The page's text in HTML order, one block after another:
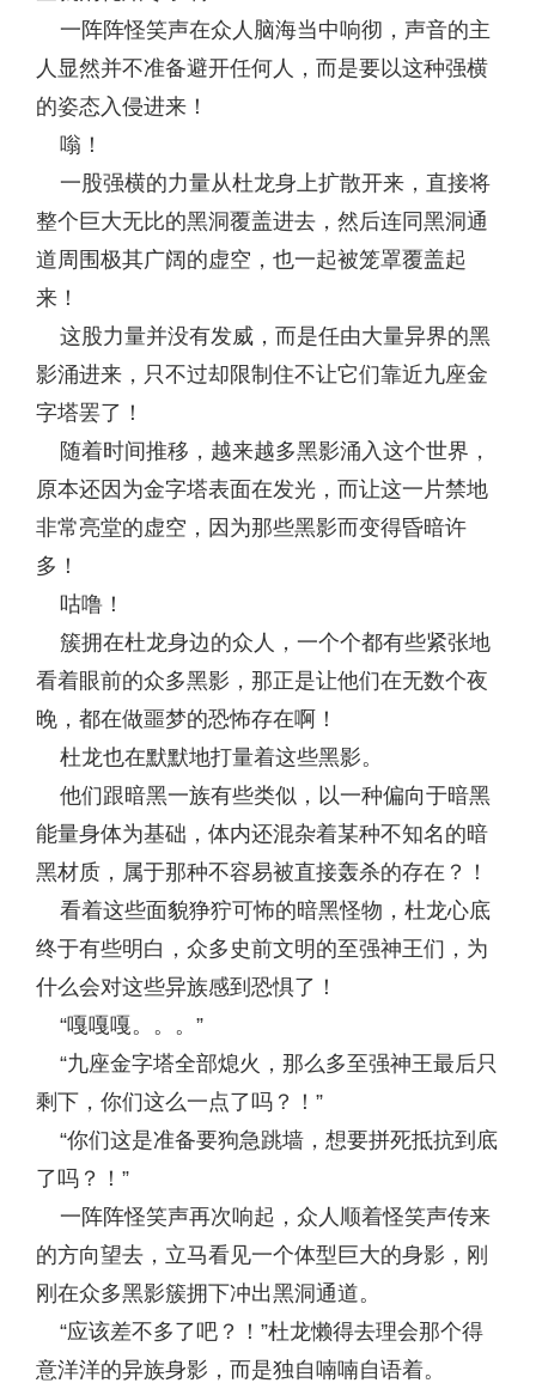
一阵阵怪笑声在众人脑海当中响彻，声音的主
人显然并不准备避开任何人，而是要以这种强横
的姿态入侵进来！
嗡！
一股强横的力量从杜龙身上扩散开来，直接将
整个巨大无比的黑洞覆盖进去，然后连同黑洞通
道周围极其广阔的虚空，也一起被笼罩覆盖起
来！
这股力量并没有发威，而是任由大量异界的黑
影涌进来，只不过却限制住不让它们靠近九座金
字塔罢了！
随着时间推移，越来越多黑影涌入这个世界，
原本还因为金字塔表面在发光，而让这一片禁地
非常亮堂的虚空，因为那些黑影而变得昏暗许
多！
咕噜！
簇拥在杜龙身边的众人，一个个都有些紧张地
看着眼前的众多黑影，那正是让他们在无数个夜
晚，都在做噩梦的恐怖存在啊！
杜龙也在默默地打量着这些黑影。
他们跟暗黑一族有些类似，以一种偏向于暗黑
能量身体为基础，体内还混杂着某种不知名的暗
黑材质，属于那种不容易被直接轰杀的存在？！
看着这些面貌狰狞可怖的暗黑怪物，杜龙心底
终于有些明白，众多史前文明的至强神王们，为
什么会对这些异族感到恐惧了！
“嘎嘎嘎。。。”
“九座金字塔全部熄火，那么多至强神王最后只
剩下，你们这么一点了吗？！”
“你们这是准备要狗急跳墙，想要拼死抵抗到底
了吗？！”
一阵阵怪笑声再次响起，众人顺着怪笑声传来
的方向望去，立马看见一个体型巨大的身影，刚
刚在众多黑影簇拥下冲出黑洞通道。
“应该差不多了吧？！”杜龙懒得去理会那个得
意洋洋的异族身影，而是独自喃喃自语着。